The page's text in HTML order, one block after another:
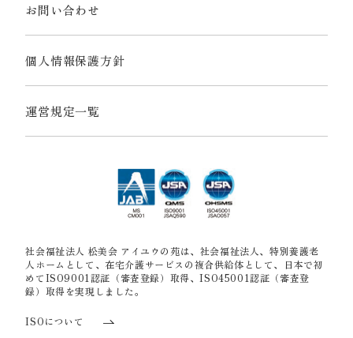
お問い合わせ
個人情報保護方針
運営規定一覧
社会福祉法人 松美会 アイユウの苑は、社会福祉法人、特別養護老
人ホームとして、在宅介護サービスの複合供給体として、日本で初
めてISO9001認証（審査登録）取得、ISO45001認証（審査登
録）取得を実現しました。
ISOについて